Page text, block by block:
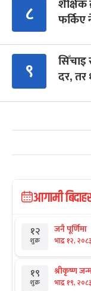
८
शैक्षिक
फर्किए
९
सिँचाइ
दर, तर
आगामी
१२
शुक्र
जनै पूर्णिमा
भाद्र १२, २०८३
१९
शुक्र
श्रीकृष्ण
भाद्र १९, २०८३